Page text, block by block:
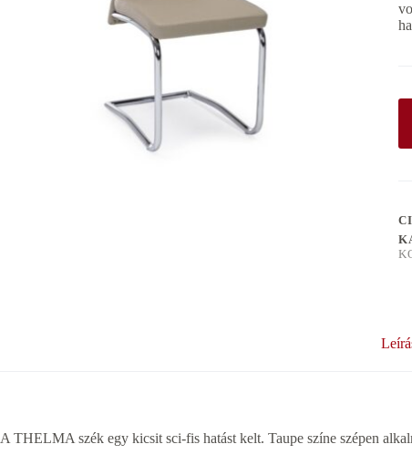
A THELMA szék egy kicsit sci-fis hatást kelt. Taupe színe szépen